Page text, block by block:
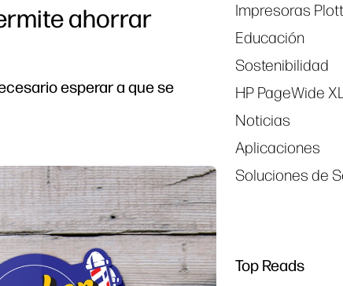
ahorrar
esperar a que se
Impresoras
Educación
Sostenibilidad
HP PageWide
Noticias
Aplicaciones
Soluciones de
Top Reads